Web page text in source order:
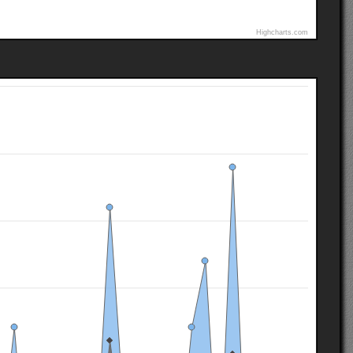
Highcharts.com